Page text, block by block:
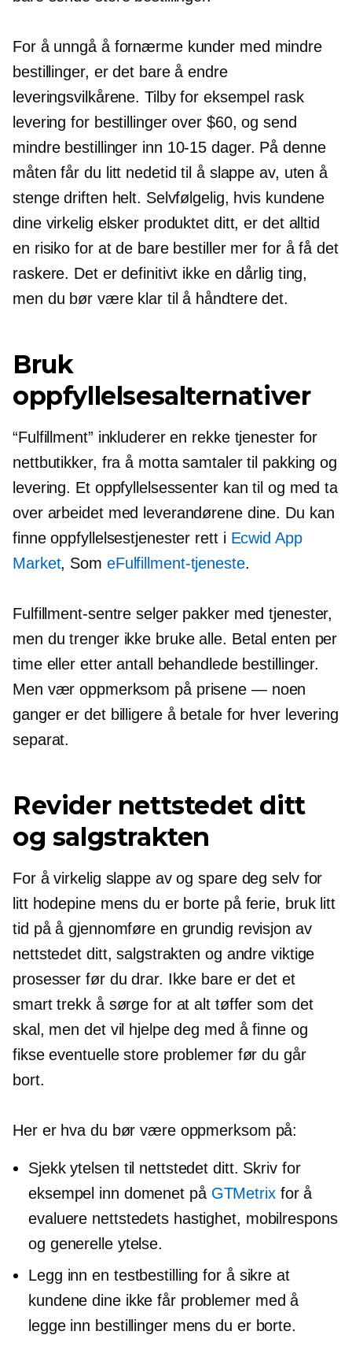
For å unngå å fornærme kunder med mindre
bestillinger, er det bare å endre
leveringsvilkårene. Tilby for eksempel rask
levering for bestillinger over $60, og send
mindre bestillinger inn 10-15 dager. På denne
måten får du litt nedetid til å slappe av, uten å
stenge driften helt. Selvfølgelig, hvis kundene
dine virkelig elsker produktet ditt, er det alltid
en risiko for at de bare bestiller mer for å få det
raskere. Det er definitivt ikke en dårlig ting,
men du bør være klar til å håndtere det.
Bruk
oppfyllelsesalternativer
“Fulfillment” inkluderer en rekke tjenester for
nettbutikker, fra å motta samtaler til pakking og
levering. Et oppfyllelsessenter kan til og med ta
over arbeidet med leverandørene dine. Du kan
finne oppfyllelsestjenester rett i Ecwid App
Market, Som eFulfillment-tjeneste.
Fulfillment-sentre selger pakker med tjenester,
men du trenger ikke bruke alle. Betal enten per
time eller etter antall behandlede bestillinger.
Men vær oppmerksom på prisene — noen
ganger er det billigere å betale for hver levering
separat.
Revider nettstedet ditt
og salgstrakten
For å virkelig slappe av og spare deg selv for
litt hodepine mens du er borte på ferie, bruk litt
tid på å gjennomføre en grundig revisjon av
nettstedet ditt, salgstrakten og andre viktige
prosesser før du drar. Ikke bare er det et
smart trekk å sørge for at alt tøffer som det
skal, men det vil hjelpe deg med å finne og
fikse eventuelle store problemer før du går
bort.
Her er hva du bør være oppmerksom på:
Sjekk ytelsen til nettstedet ditt. Skriv for
eksempel inn domenet på GTMetrixfor å
evaluere nettstedets hastighet, mobilrespons
og generelle ytelse.
Legg inn en testbestilling for å sikre at
kundene dine ikke får problemer med å
legge inn bestillinger mens du er borte.